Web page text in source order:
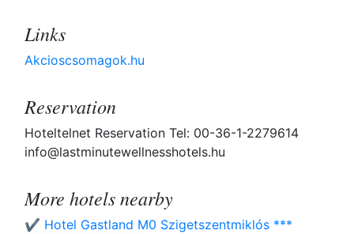
Links
Akcioscsomagok.hu
Reservation
Hoteltelnet Reservation Tel: 00-36-1-2279614
info@lastminutewellnesshotels.hu
More hotels nearby
✔️ Hotel Gastland M0 Szigetszentmiklós ***